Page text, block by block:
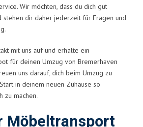
Wir möchten, dass du dich gut
stehen dir daher jederzeit für Fragen und
mit uns auf und erhalte ein
für deinen Umzug von Bremerhaven
uns darauf, dich beim Umzug zu
in deinem neuen Zuhause so
zu machen.
Möbeltransport